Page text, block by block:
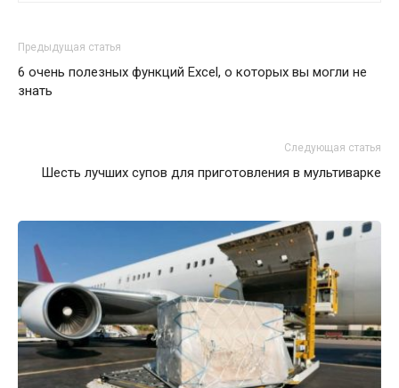
Предыдущая статья
6 очень полезных функций Excel, о которых вы могли не
знать
Следующая статья
Шесть лучших супов для приготовления в мультиварке